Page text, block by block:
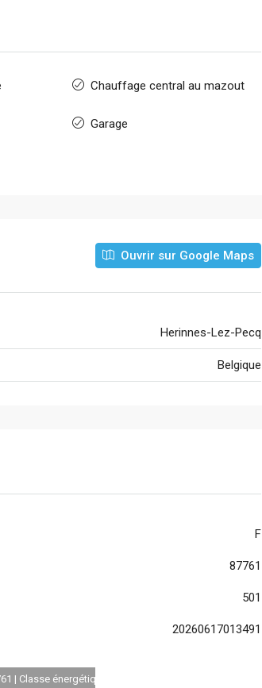
Chauffage central au mazout
Garage
Ouvrir sur Google Maps
Herinnes-Lez-Pecq
Belgique
F
87761
501
20260617013491
| Classe énergétique F